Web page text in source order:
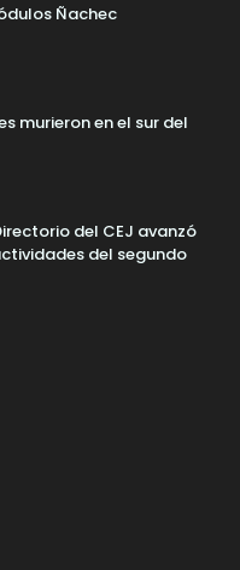
Ñachec
murieron en el sur del
del CEJ avanzó
del segundo